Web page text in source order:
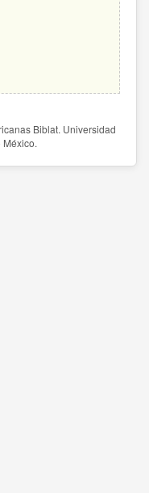
Biblat. Universidad